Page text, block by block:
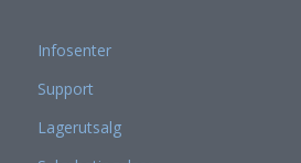
Infosenter
Support
Lagerutsalg